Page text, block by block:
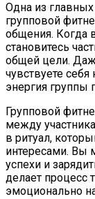
Одна из
групповой
общения. Когда
становитесь
общей цели.
чувствуете
энергия группы
Групповой
между
в ритуал,
интересами. Вы
успехи и
делает процесс
эмоционально